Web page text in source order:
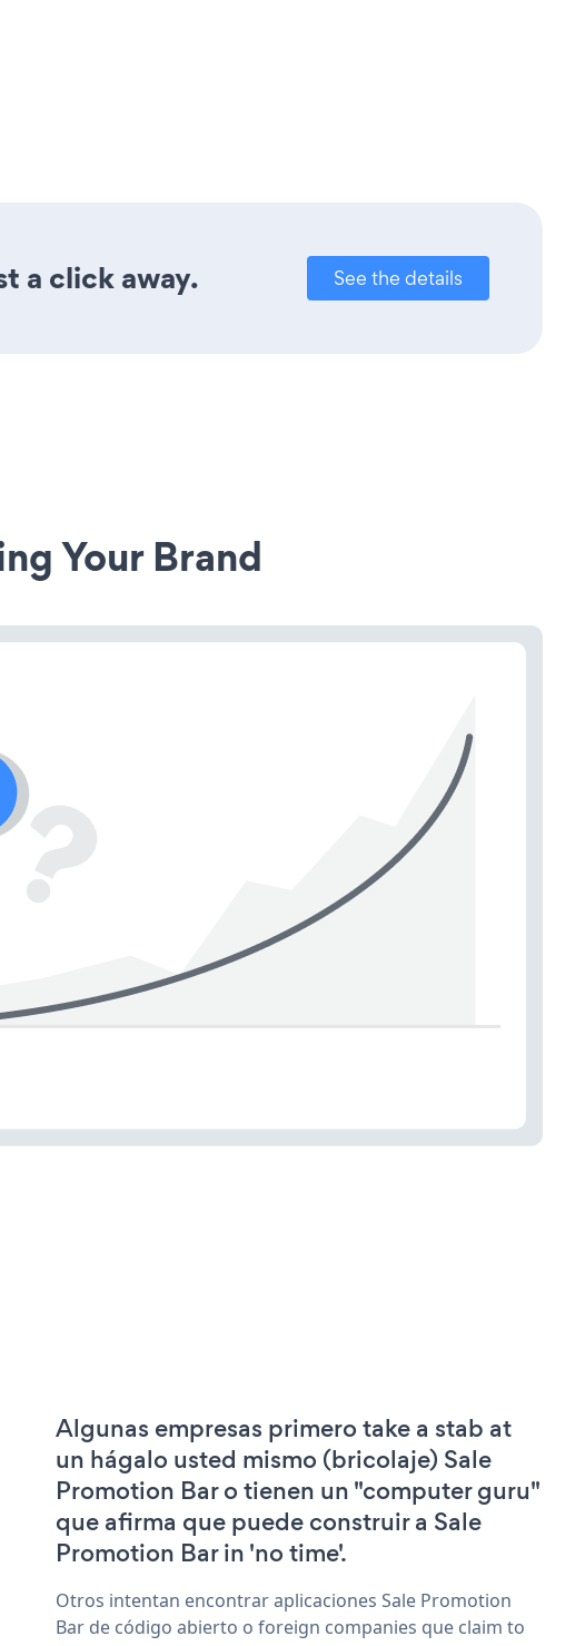
a click away. See the details
Your Brand
Algunas empresas primero take a stab at
un hágalo usted mismo (bricolaje) Sale
Promotion Bar o tienen un "computer guru"
que afirma que puede construir a Sale
Promotion Bar in 'no time'.
Otros intentan encontrar aplicaciones Sale Promotion
Bar de código abierto o foreign companies que claim to